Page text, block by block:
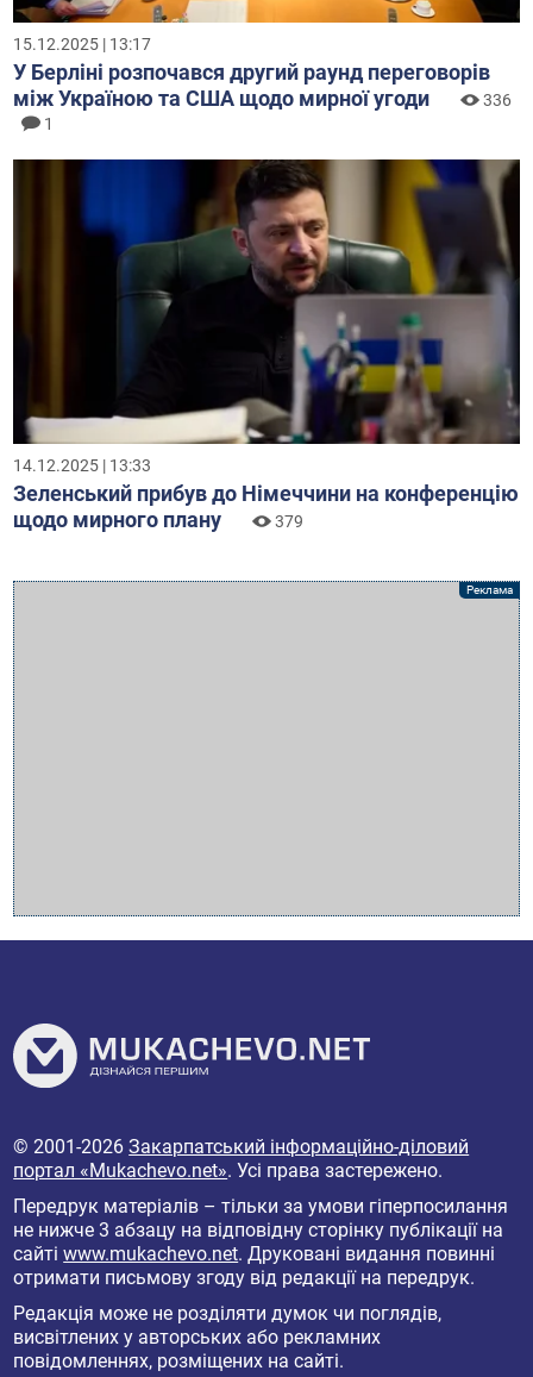
15.12.2025 | 13:17
У Берліні розпочався другий раунд переговорів
між Україною та США щодо мирної угоди
336
1
14.12.2025 | 13:33
Зеленський прибув до Німеччини на конференцію
щодо мирного плану
379
© 2001-2026Закарпатський інформаційно-діловий
портал «Mukachevo.net». Усі права застережено.
Передрук матеріалів – тільки за умови гіперпосилання
не нижче 3 абзацу на відповідну сторінку публікації на
сайтіwww.mukachevo.net. Друковані видання повинні
отримати письмову згоду від редакції на передрук.
Редакція може не розділяти думок чи поглядів,
висвітлених у авторських або рекламних
повідомленнях, розміщених на сайті.